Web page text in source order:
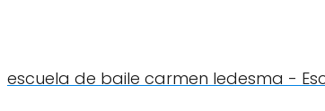
escuela de baile carmen ledesma -